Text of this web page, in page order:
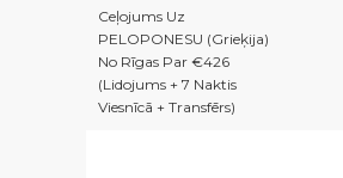
Ceļojums Uz
PELOPONESU (Grieķija)
No Rīgas Par €426
(Lidojums + 7 Naktis
Viesnīcā + Transfērs)